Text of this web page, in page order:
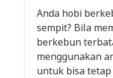
Anda hobi
sempit? Bila
berkebun
menggunakan
untuk bisa